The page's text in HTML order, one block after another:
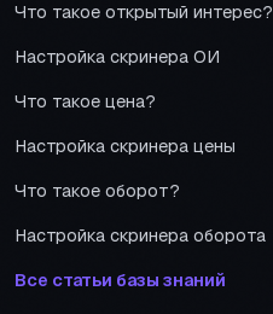
Что такое открытый интерес?
Настройка скринера ОИ
Что такое цена?
Настройка скринера цены
Что такое оборот?
Настройка скринера оборота
Все статьи базы знаний